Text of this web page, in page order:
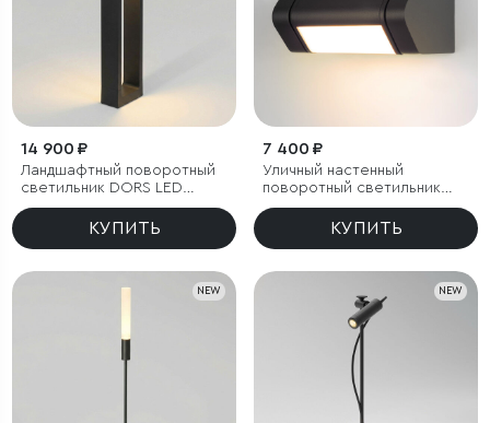
14 900 ₽
Ландшафтный поворотный
светильник DORS LED
3000K IP54
КУПИТЬ
7 400 ₽
Уличный настенный
поворотный светильник
DORS 3000K черный
КУПИТЬ
NEW NEW